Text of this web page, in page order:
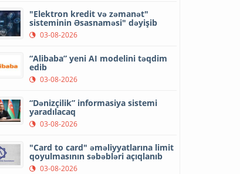
"Elektron kredit və zəmanət"
sisteminin Əsasnaməsi" dəyişib
03-08-2026
“Alibaba” yeni AI modelini təqdim
edib
03-08-2026
“Dənizçilik” informasiya sistemi
yaradılacaq
03-08-2026
"Card to card" əməliyyatlarına limit
qoyulmasının səbəbləri açıqlanıb
03-08-2026